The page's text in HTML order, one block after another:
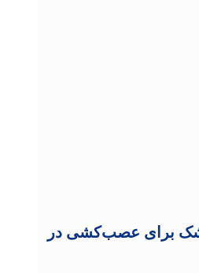
برای عصب‌کشی در